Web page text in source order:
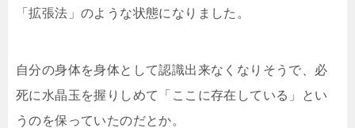
「拡張法」のような状態になりました。
自分の身体を身体として認識出来なくなりそうで、必
死に水晶玉を握りしめて「ここに存在している」とい
うのを保っていたのだとか。